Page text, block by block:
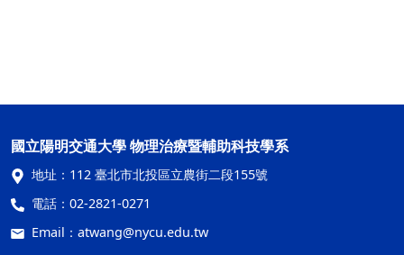
國立陽明交通大學 物理治療暨輔助科技學系
地址： 112 臺北市北投區立農街二段155號
電話： 02-2821-0271
Email： atwang@nycu.edu.tw